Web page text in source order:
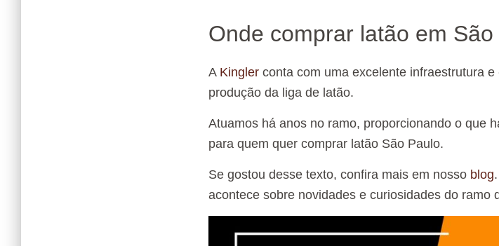
Onde comprar latão em São
A Kingler conta com uma excelente infraestrutura
produção da liga de latão.
Atuamos há anos no ramo, proporcionando o que
para quem quer comprar latão São Paulo.
Se gostou desse texto, confira mais em nosso blog
acontece sobre novidades e curiosidades do ramo